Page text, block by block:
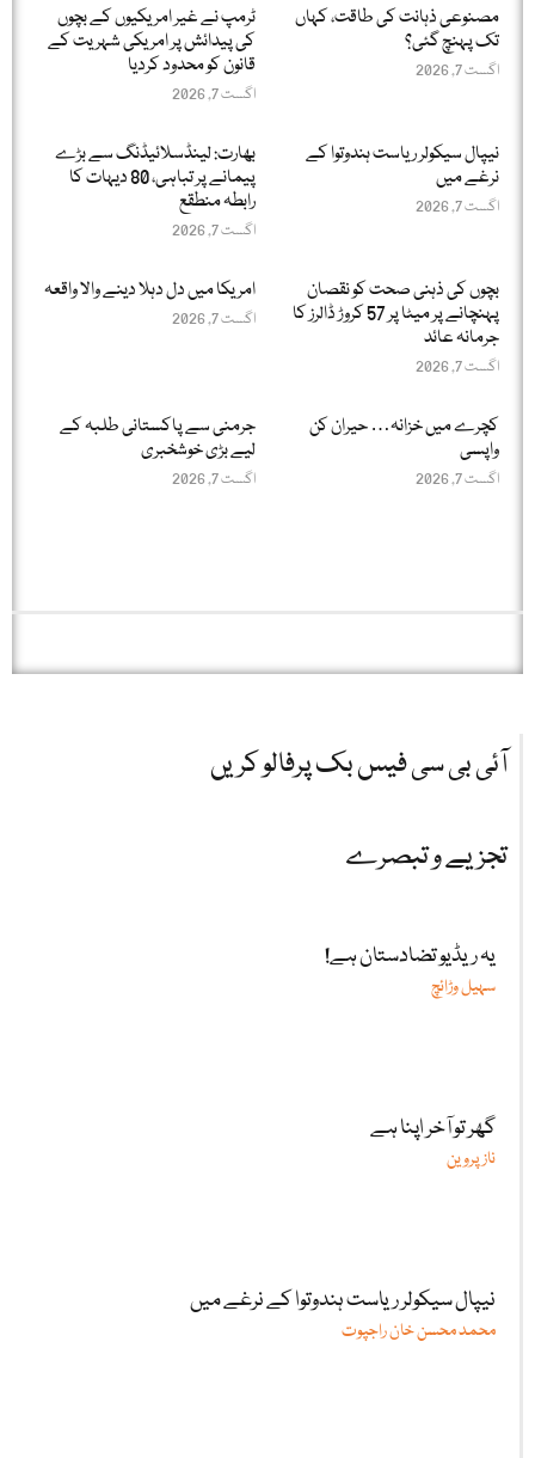
مصنوعی ذہانت کی طاقت، کہاں
تک پہنچ گئی؟
اگست 7, 2026
ٹرمپ نے غیر امریکیوں کے بچوں
کی پیدائش پر امریکی شہریت کے
قانون کو محدود کردیا
اگست 7, 2026
نیپال سیکولر ریاست ہندوتوا کے
نرغے میں
اگست 7, 2026
بھارت: لینڈسلائیڈنگ سے بڑے
پیمانے پر تباہی، 80 دیہات کا
رابطہ منطقع
اگست 7, 2026
بچوں کی ذہنی صحت کو نقصان
پہنچانے پر میٹا پر 57 کروڑ ڈالرز کا
جرمانہ عائد
اگست 7, 2026
امریکا میں دل دہلا دینے والا واقعہ
اگست 7, 2026
کچرے میں خزانہ… حیران کن
واپسی
اگست 7, 2026
جرمنی سے پاکستانی طلبہ کے
لیے بڑی خوشخبری
اگست 7, 2026
آئی بی سی فیس بک پرفالو کریں
تجزیے و تبصرے
یہ ریڈیو تضادستان ہے!
سہیل وڑائچ
گھر تو آخر اپنا ہے
ناز پروین
نیپال سیکولر ریاست ہندوتوا کے نرغے میں
محمد محسن خان راجپوت